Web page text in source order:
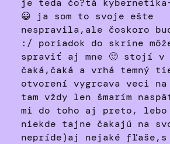
je teda čo?tá kybernetika-
😀 ja som to svoje ešte
nespravila,ale čoskoro
:/ poriadok do skrine
spraviť aj mne 🙂 stojí v
čaká,čaká a vrhá temný
otvorení vygrcava veci
tam vždy len šmarím
mi do toho aj preto, lebo
niekde tajne čakajú na
nepríde)aj nejaké fľaše,s